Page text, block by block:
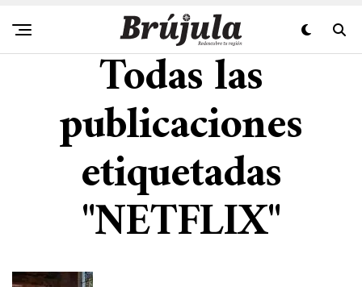
Todas las
publicaciones
etiquetadas
"NETFLIX"